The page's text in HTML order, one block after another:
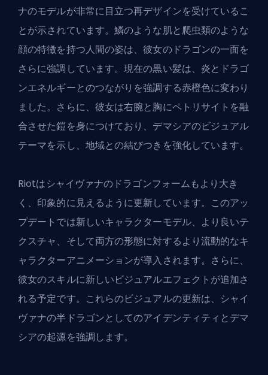
ナのモデルが非常に目立つ再デザインを受けているこ
とが示されています。鱗のような肌と爬虫類のような
顔の特徴を持つ人間の姿は、彼女のドラゴンの一面を
さらに強調しています。現在の黒い髪は、炎とドラゴ
ンエネルギーとのつながりを強調する赤橙色に変わり
ました。さらに、彼女は右腕と胸にペトリサイトを融
合させた鎧を身につけており、デマシアのビジュアル
テーマを示し、地域との結びつきを強化しています。
Riotはシャイヴァナのドラゴンフォームもより大き
く、印象的に見えるように更新しています。このアッ
プデートでは新しいキャラクターモデル、より良いテ
クスチャ、そして両方の形態に対するより流動的なキ
ャラクターアニメーションが導入されます。さらに、
彼女のスキルに新しいビジュアルエフェクトが追加さ
れる予定です。これらのビジュアルの更新は、シャイ
ヴァナの半ドラゴンとしてのアイデンティティとデマ
シアの起源を強調します。